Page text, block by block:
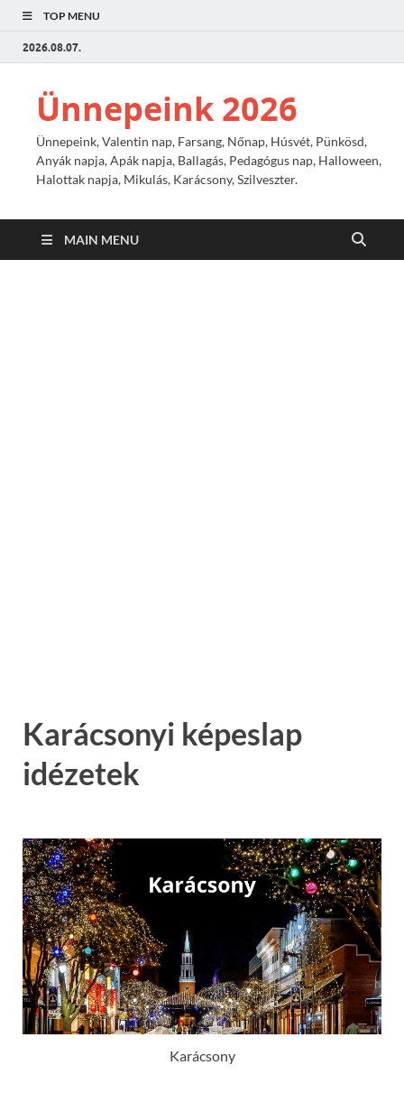
TOP MENU
2026.08.07.
Ünnepeink 2026
Ünnepeink, Valentin nap, Farsang, Nőnap, Húsvét, Pünkösd,
Anyák napja, Apák napja, Ballagás, Pedagógus nap, Halloween,
Halottak napja, Mikulás, Karácsony, Szilveszter.
MAIN MENU
Karácsonyi képeslap
idézetek
Karácsony